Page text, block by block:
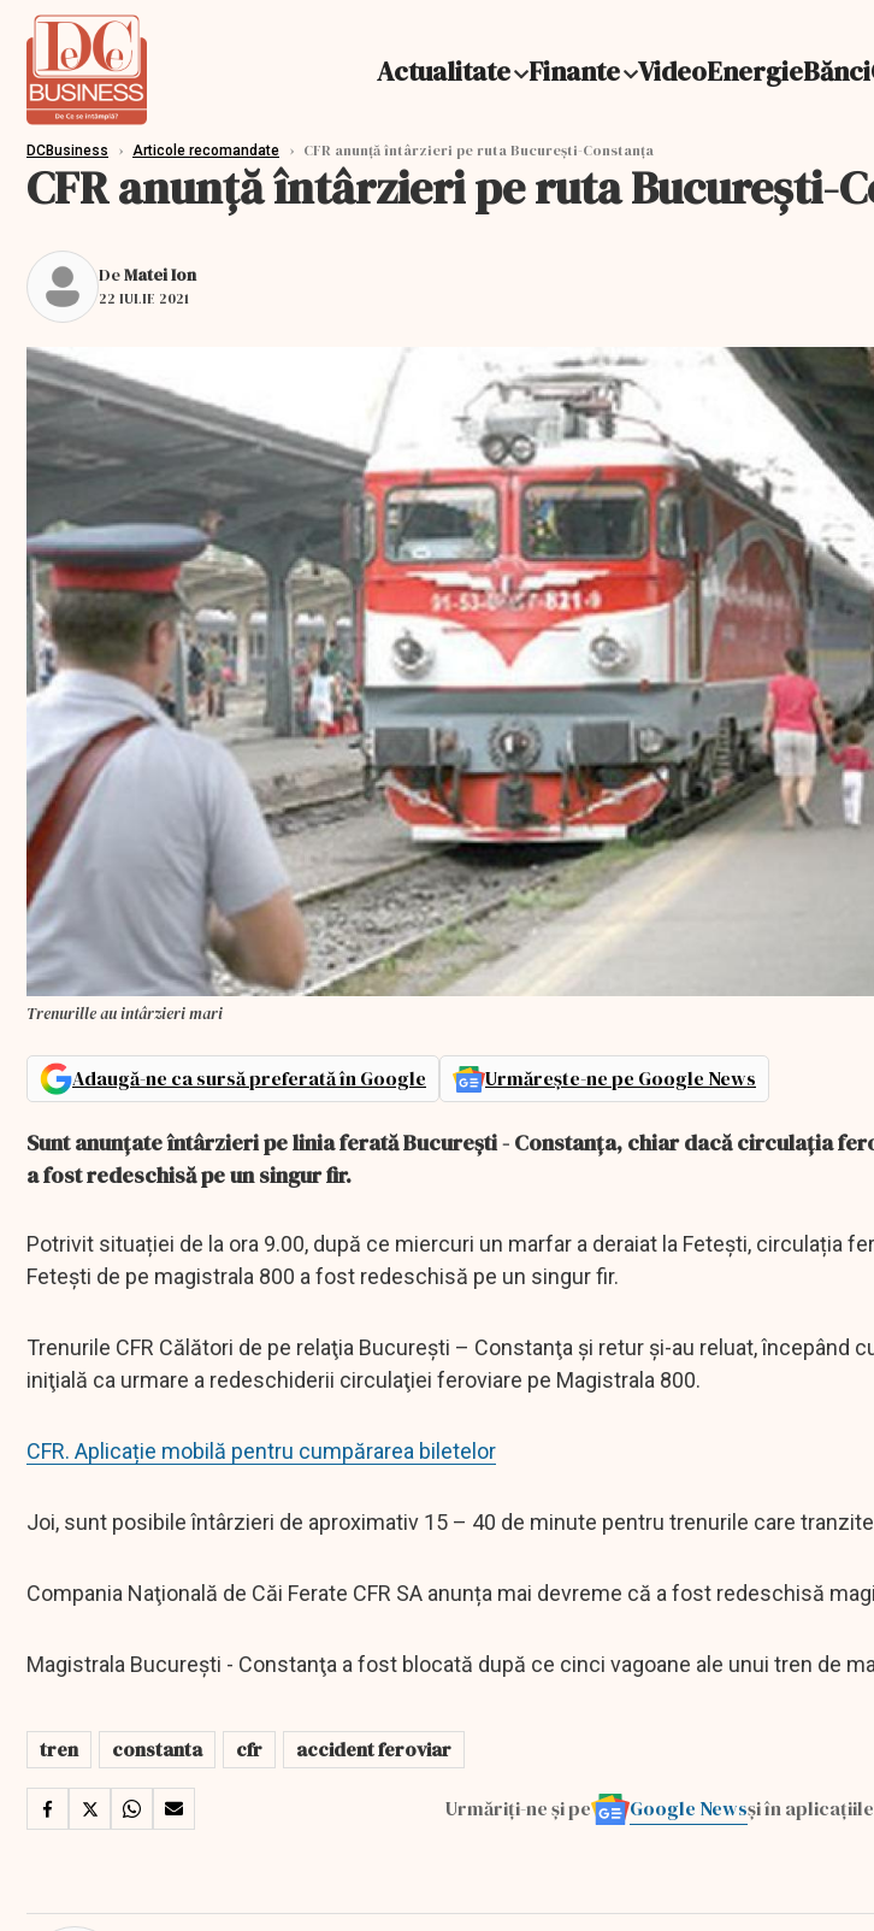
Actualitate Finante VideoEnergieBănci
DCBusiness › Articole recomandate › CFR anunță întârzieri pe ruta București-Constanța
CFR anunță întârzieri pe ruta București-
DeMatei Ion
22 IULIE 2021
Trenurille au intârzieri mari
Adaugă-ne ca sursă preferată în Google Urmărește-ne pe Google News
Sunt anunțate întârzieri pe linia ferată București - Constanța, chiar dacă circulația
a fost redeschisă pe un singur fir.
Potrivit situației de la ora 9.00, după ce miercuri un marfar a deraiat la Fetești, circulația
Feteşti de pe magistrala 800 a fost redeschisă pe un singur fir.
Trenurile CFR Călători de pe relaţia Bucureşti – Constanţa şi retur şi-au reluat, începând
iniţială ca urmare a redeschiderii circulaţiei feroviare pe Magistrala 800.
CFR. Aplicație mobilă pentru cumpărarea biletelor
Joi, sunt posibile întârzieri de aproximativ 15 – 40 de minute pentru trenurile care
Compania Naţională de Căi Ferate CFR SA anunța mai devreme că a fost redeschisă
Magistrala Bucureşti - Constanţa a fost blocată după ce cinci vagoane ale unui tren de
tren constanta cfr accident feroviar
Urmăriți-ne și pe Google Newsși în